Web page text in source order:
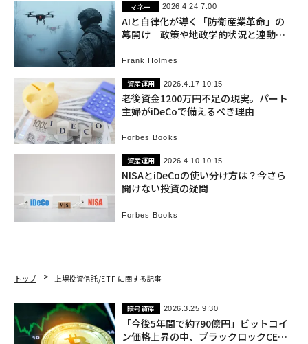
マネー 2026.4.24 7:00
AIと自律化が導く「防衛産業革命」の
幕開け 政策や地政学的状況と連動、
Frank Holmes
資産運用 2026.4.17 10:15
老後資金1200万円不足の現実。パート
主婦がiDeCoで備えるべき理由
Forbes Books
資産運用 2026.4.10 10:15
NISAとiDeCoの使い分け方は？今さら
聞けない投資の疑問
Forbes Books
トップ 上場投資信託/ETF に関する記事
暗号資産 2026.3.25 9:30
「今後5年間で約790億円」ビットコイ
ン価格上昇の中、ブラックロックCEO